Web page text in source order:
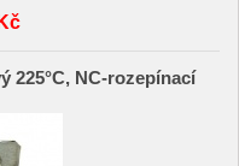
225°C, NC-rozepínací